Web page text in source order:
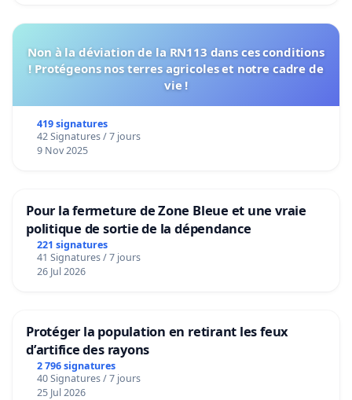
Non à la déviation de la RN113 dans ces conditions
! Protégeons nos terres agricoles et notre cadre de
vie !
419 signatures
42 Signatures / 7 jours
9 Nov 2025
Pour la fermeture de Zone Bleue et une vraie
politique de sortie de la dépendance
221 signatures
41 Signatures / 7 jours
26 Jul 2026
Protéger la population en retirant les feux
d’artifice des rayons
2 796 signatures
40 Signatures / 7 jours
25 Jul 2026